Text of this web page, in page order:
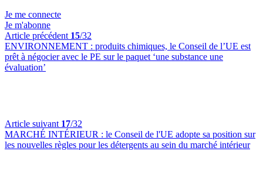
Je me connecte
Je m'abonne
Article précédent 15/32
ENVIRONNEMENT : produits chimiques, le Conseil de l’UE est
prêt à négocier avec le PE sur le paquet ‘une substance une
évaluation’
Article suivant 17/32
MARCHÉ INTÉRIEUR : le Conseil de l'UE adopte sa position sur
les nouvelles règles pour les détergents au sein du marché intérieur